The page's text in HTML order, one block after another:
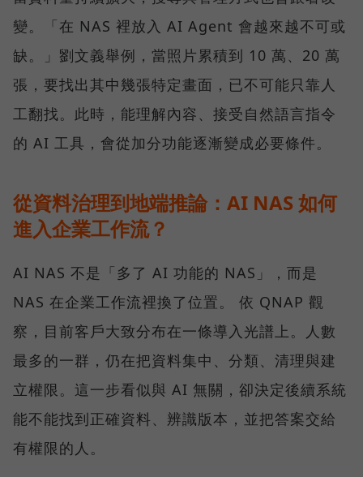
變。「在 NAS 裡放入 AI Agent 會越來越不可或
缺。」劉文義舉例，當照片累積到 10 萬、20 萬
張，要找出其中幾張特定畫面，已不可能只靠人
工翻找。此時，能理解內容、接受自然語言指令
的 AI 工具，會從加分功能逐漸變成必要條件。
從資料治理到地端推論：AI NAS 如何
進入企業工作流？
AI NAS 不是「多了 AI 功能的 NAS」，而是
NAS 在企業工作流裡換了位置。 依 QNAP 觀
察，目前客戶大致分布在一條導入光譜上。人數
最多的一群，仍在把資料集中、分類、清理與建
立權限。這一步看似與 AI 無關，卻決定後續系統
能不能找到正確資料、辨識版本，並把答案交給
有權限的人。